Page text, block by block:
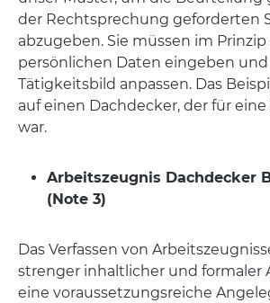
der Rechtsprechung geforderten
abzugeben. Sie müssen im
persönlichen Daten eingeben und
Tätigkeitsbild anpassen. Das
auf einen Dachdecker, der für
war.
Arbeitszeugnis Dachdecker
(Note 3)
Das Verfassen von
strenger inhaltlicher und formaler
eine voraussetzungsreiche